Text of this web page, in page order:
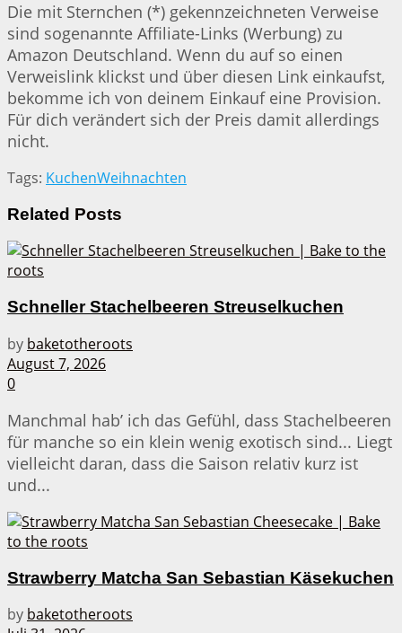
Die mit Sternchen (*) gekennzeichneten Verweise
sind sogenannte Affiliate-Links (Werbung) zu
Amazon Deutschland. Wenn du auf so einen
Verweislink klickst und über diesen Link einkaufst,
bekomme ich von deinem Einkauf eine Provision.
Für dich verändert sich der Preis damit allerdings
nicht.
Tags: KuchenWeihnachten
Related Posts
Schneller Stachelbeeren Streuselkuchen
by baketotheroots
August 7, 2026
0
Manchmal hab’ ich das Gefühl, dass Stachelbeeren
für manche so ein klein wenig exotisch sind... Liegt
vielleicht daran, dass die Saison relativ kurz ist
und...
Strawberry Matcha San Sebastian Käsekuchen
by baketotheroots